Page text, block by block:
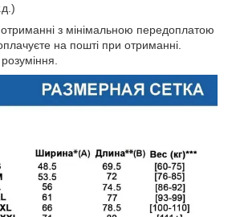
з мінімальною передоплатою
на пошті при отриманні.